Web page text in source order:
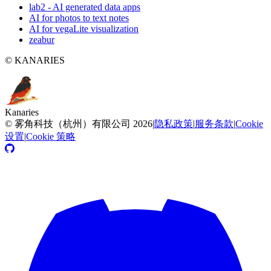
lab2 - AI generated data apps
AI for photos to text notes
AI for vegaLite visualization
zeabur
© KANARIES
Kanaries
© 雾角科技（杭州）有限公司 2026|隐私政策|服务条款|Cookie
设置|Cookie 策略